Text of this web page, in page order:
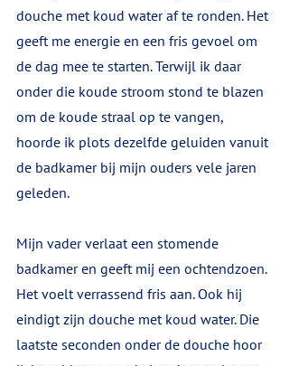
douche met koud water af te ronden. Het
geeft me energie en een fris gevoel om
de dag mee te starten. Terwijl ik daar
onder die koude stroom stond te blazen
om de koude straal op te vangen,
hoorde ik plots dezelfde geluiden vanuit
de badkamer bij mijn ouders vele jaren
geleden.
Mijn vader verlaat een stomende
badkamer en geeft mij een ochtendzoen.
Het voelt verrassend fris aan. Ook hij
eindigt zijn douche met koud water. Die
laatste seconden onder de douche hoor